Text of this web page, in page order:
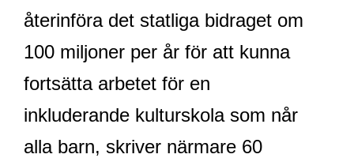
återinföra det statliga bidraget om
100 miljoner per år för att kunna
fortsätta arbetet för en
inkluderande kulturskola som når
alla barn, skriver närmare 60